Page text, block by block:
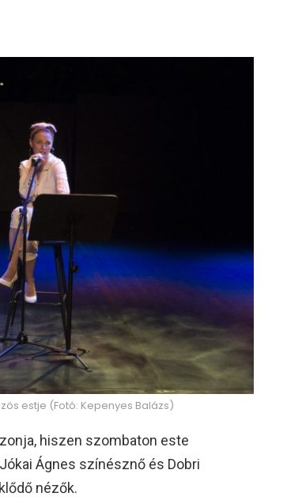
estje (Fotó: Kepenyes Balázs)
hiszen szombaton este
Ágnes színésznő és Dobri
nézők.